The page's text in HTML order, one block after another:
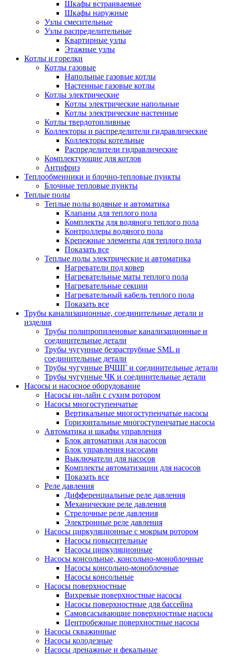
Шкафы встраиваемые
Шкафы наружные
Узлы смесительные
Узлы распределительные
Квартирные узлы
Этажные узлы
Котлы и горелки
Котлы газовые
Напольные газовые котлы
Настенные газовые котлы
Котлы электрические
Котлы электрические напольные
Котлы электрические настенные
Котлы твердотопливные
Коллекторы и распределители гидравлические
Коллекторы котельные
Распределители гидравлические
Комплектующие для котлов
Антифриз
Теплообменники и блочно-тепловые пункты
Блочные тепловые пункты
Теплые полы
Теплые полы водяные и автоматика
Клапаны для теплого пола
Комплекты для водяного теплого пола
Контроллеры водяного пола
Крепежные элементы для теплого пола
Показать все
Теплые полы электрические и автоматика
Нагреватели под ковер
Нагревательные маты теплого пола
Нагревательные секции
Нагревательный кабель теплого пола
Показать все
Трубы канализационные, соединительные детали и
изделия
Трубы полипропиленовые канализационные и
соединительные детали
Трубы чугунные безраструбные SML и
соединительные детали
Трубы чугунные ВЧШГ и соединительные детали
Трубы чугунные ЧК и соединительные детали
Насосы и насосное оборудование
Насосы ин-лайн с сухим ротором
Насосы многоступенчатые
Вертикальные многоступенчатые насосы
Горизонтальные многоступенчатые насосы
Автоматика и шкафы управления
Блок автоматики для насосов
Блок управления насосами
Выключатели для насосов
Комплекты автоматизации для насосов
Показать все
Реле давления
Дифференциальные реле давления
Механические реле давления
Стрелочные реле давления
Электронные реле давления
Насосы циркуляционные с мокрым ротором
Насосы повысительные
Насосы циркуляционные
Насосы консольные, консольно-моноблочные
Насосы консольно-моноблочные
Насосы консольные
Насосы поверхностные
Вихревые поверхностные насосы
Насосы поверхностные для бассейна
Самовсасывающие поверхностные насосы
Центробежные поверхностные насосы
Насосы скважинные
Насосы колодезные
Насосы дренажные и фекальные